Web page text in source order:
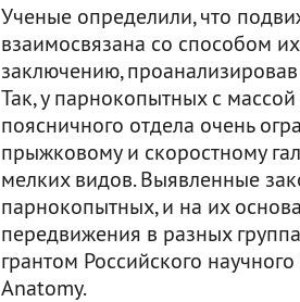
Ученые определили, что
взаимосвязана со способом
заключению,
Так, у парнокопытных с
поясничного отдела очень
прыжковому и скоростному
мелких видов. Выявленные
парнокопытных, и на их
передвижения в разных
грантом Российского
Anatomy.